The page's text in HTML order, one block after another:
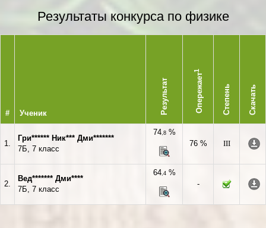
Результаты конкурса по физике
# Ученик Результат Опережает
1
Степень Скачать
1.
Гри****** Ник*** Дми*******
7Б, 7 класс
74,8%
76 %
III
2.
Вед******* Дми****
7Б, 7 класс
64,4%
-